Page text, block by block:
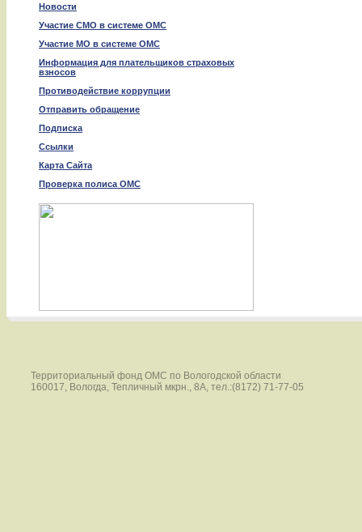
Новости
Участие СМО в системе ОМС
Участие МО в системе ОМС
Информация для плательщиков страховых
взносов
Противодействие коррупции
Отправить обращение
Подписка
Ссылки
Карта Сайта
Проверка полиса ОМС
Территориальный фонд ОМС по Вологодской области
160017, Вологда, Тепличный мкрн., 8А, тел.:(8172) 71-77-05